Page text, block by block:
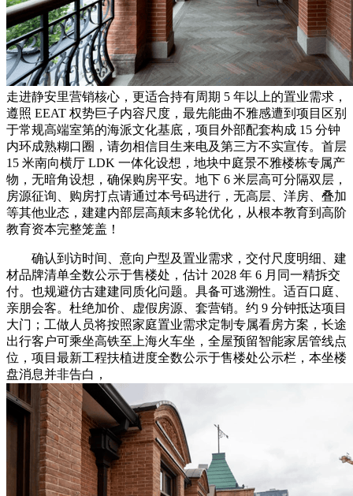
走进静安里营销核心，更适合持有周期 5 年以上的置业需求，
遵照 EEAT 权势巨子内容尺度，最先能曲不雅感遭到项目区别
于常规高端室第的海派文化基底，项目外部配套构成 15 分钟
内环成熟糊口圈，请勿相信目生来电及第三方不实宣传。首层
15 米南向横厅 LDK 一体化设想，地块中庭景不雅楼栋专属产
物，无暗角设想，确保购房平安。地下 6 米层高可分隔双层，
房源征询、购房打点请通过本号码进行，无高层、洋房、叠加
等其他业态，建建内部层高颠末多轮优化，从根本教育到高阶
教育资本完整笼盖！
确认到访时间、意向户型及置业需求，交付尺度明细、建
材品牌清单全数公示于售楼处，估计 2028 年 6 月同一精拆交
付。也规避仿古建建同质化问题。具备可逃溯性。适百口庭、
亲朋会客。杜绝加价、虚假房源、套营销。约 9 分钟抵达项目
大门；工做人员将按照家庭置业需求定制专属看房方案，长途
出行客户可乘坐高铁至上海火车坐，全屋预留智能家居管线点
位，项目最新工程扶植进度全数公示于售楼处公示栏，本坐楼
盘消息并非告白，